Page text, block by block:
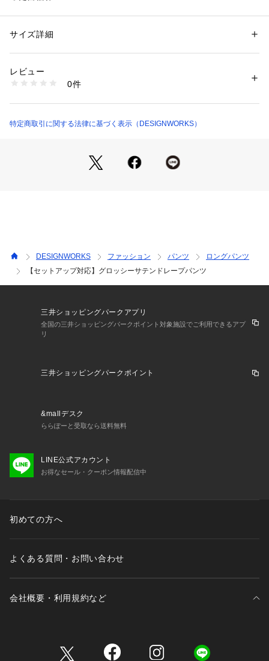
スト端に別地を挟み込みトップスインでも着やすく、スカート
ツとも相性◎また小柄さんにもおすすめ♪
つくってくれます。
素材のコントラストを意識すると、パンツのシャイニー感が引
ドロストデザインでウエストは調整が可能です。
グレージュ モデル：H170 B75 W58 H85 着用サイズ：38
ブラウン モデル：H170 B75 W58 H85 着用サイズ：36
パープル モデル：H170 B75 W58 H85 着用サイズ：36
性別：レディース
素材：表地 ポリエステル100% 裏地 ポリエステル100%
洗濯：手洗い可
※詳しい洗濯方法については、商品の品質表示タグをご覧ください
32410050021 （ショップ）
サイズ詳細
レビュー
0件
特定商取引に関する法律に基づく表示（DESIGNWORKS）
DESIGNWORKS ファッション パンツ
ロングパンツ
【セットアップ対応】グロッシーサテンドレープパンツ
三井ショッピングパークアプリ
全国の三井ショッピングパークポイント対象施設でご利用できるアプ
リ
三井ショッピングパークポイント
&mallデスク
ららぽーと受取なら送料無料
LINE公式アカウント
お得なセール・クーポン情報配信中
初めての方へ
よくある質問・お問い合わせ
会社概要・利用規約など